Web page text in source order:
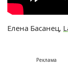
Елена Басанец,
Реклама